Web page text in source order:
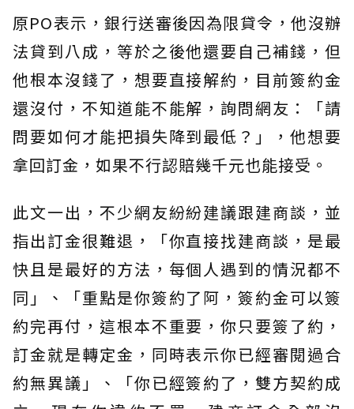
原PO表示，銀行送審後因為限貸令，他沒辦
法貸到八成，等於之後他還要自己補錢，但
他根本沒錢了，想要直接解約，目前簽約金
還沒付，不知道能不能解，詢問網友：「請
問要如何才能把損失降到最低？」，他想要
拿回訂金，如果不行認賠幾千元也能接受。
此文一出，不少網友紛紛建議跟建商談，並
指出訂金很難退，「你直接找建商談，是最
快且是最好的方法，每個人遇到的情況都不
同」、「重點是你簽約了阿，簽約金可以簽
約完再付，這根本不重要，你只要簽了約，
訂金就是轉定金，同時表示你已經審閱過合
約無異議」、「你已經簽約了，雙方契約成